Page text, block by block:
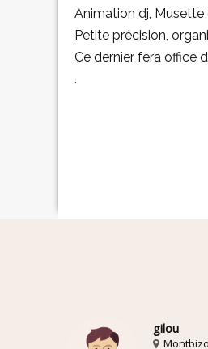
Animation dj, Musette
Petite précision,
Ce dernier fera office
.
gilou